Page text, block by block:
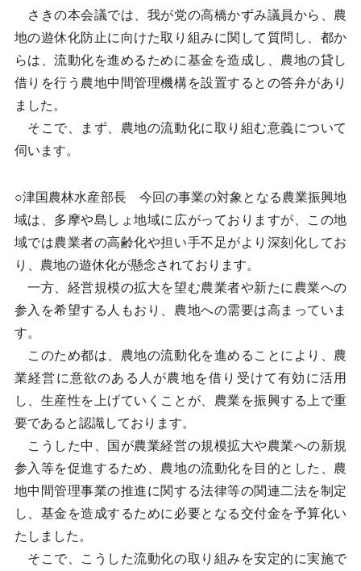
さきの本会議では、我が党の高橋かずみ議員から、農
地の遊休化防止に向けた取り組みに関して質問し、都か
らは、流動化を進めるために基金を造成し、農地の貸し
借りを行う農地中間管理機構を設置するとの答弁があり
ました。
そこで、まず、農地の流動化に取り組む意義について
伺います。
○津国農林水産部長 今回の事業の対象となる農業振興地
域は、多摩や島しょ地域に広がっておりますが、この地
域では農業者の高齢化や担い手不足がより深刻化してお
り、農地の遊休化が懸念されております。
一方、経営規模の拡大を望む農業者や新たに農業への
参入を希望する人もおり、農地への需要は高まっていま
す。
このため都は、農地の流動化を進めることにより、農
業経営に意欲のある人が農地を借り受けて有効に活用
し、生産性を上げていくことが、農業を振興する上で重
要であると認識しております。
こうした中、国が農業経営の規模拡大や農業への新規
参入等を促進するため、農地の流動化を目的とした、農
地中間管理事業の推進に関する法律等の関連二法を制定
し、基金を造成するために必要となる交付金を予算化い
たしました。
そこで、こうした流動化の取り組みを安定的に実施で